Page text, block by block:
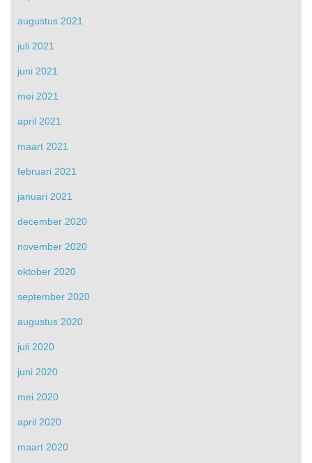
augustus 2021
juli 2021
juni 2021
mei 2021
april 2021
maart 2021
februari 2021
januari 2021
december 2020
november 2020
oktober 2020
september 2020
augustus 2020
juli 2020
juni 2020
mei 2020
april 2020
maart 2020